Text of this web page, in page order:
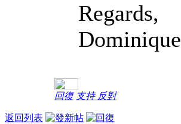
Regards,
Dominique
回復 支持 反對
返回列表